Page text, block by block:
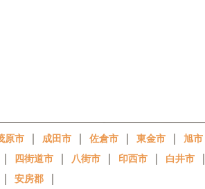
原市 ｜ 成田市 ｜ 佐倉市 ｜ 東金市 ｜ 旭市
｜ 四街道市 ｜ 八街市 ｜ 印西市 ｜ 白井市 ｜
｜ 安房郡 ｜